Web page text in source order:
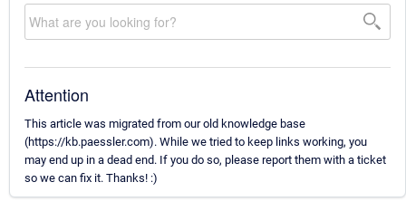
Attention
This article was migrated from our old knowledge base
(https://kb.paessler.com). While we tried to keep links working, you
may end up in a dead end. If you do so, please report them with a ticket
so we can fix it. Thanks! :)